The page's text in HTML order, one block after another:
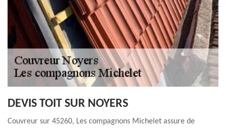
DEVIS TOIT SUR NOYERS
Couvreur sur 45260, Les compagnons Michelet assure de